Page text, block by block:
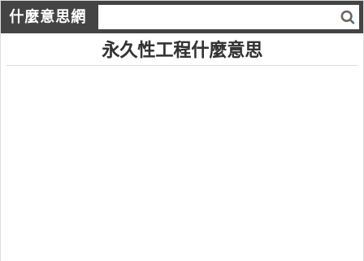
什麼意思網
永久性工程什麼意思